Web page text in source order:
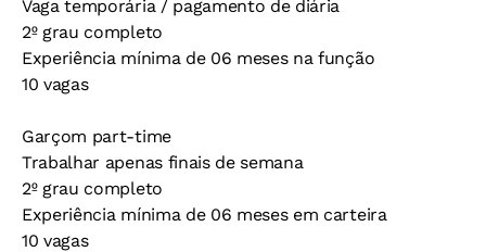
Vaga temporária / pagamento de diária
2º grau completo
Experiência mínima de 06 meses na função
10 vagas
Garçom part-time
Trabalhar apenas finais de semana
2º grau completo
Experiência mínima de 06 meses em carteira
10 vagas